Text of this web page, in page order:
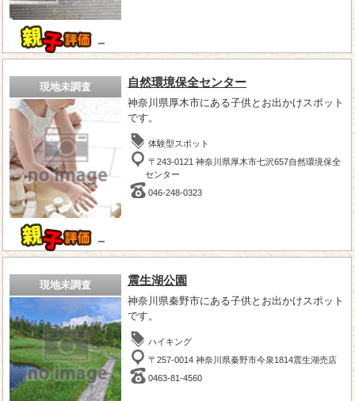
－
現地未調査
－
自然環境保全センター
神奈川県厚木市にある子供とお出かけスポット
です。
体験型スポット
〒243-0121 神奈川県厚木市七沢657自然環境保全
センター
046-248-0323
現地未調査 震生湖公園
神奈川県秦野市にある子供とお出かけスポット
です。
ハイキング
〒257-0014 神奈川県秦野市今泉1814震生湖売店
0463-81-4560